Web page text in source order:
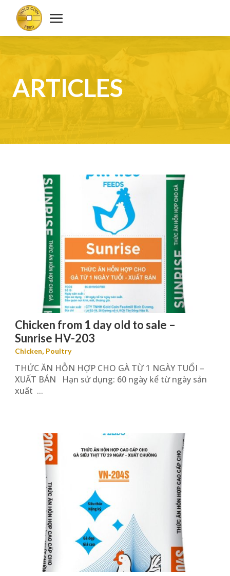
ARTICLES
Chicken, Poultry
Chicken from 1 day old to sale –
Sunrise HV-203
THỨC ĂN HỖN HỢP CHO GÀ TỪ 1 NGÀY TUỔI –
XUẤT BÁN Hạn sử dụng: 60 ngày kể từ ngày sản
xuất ...